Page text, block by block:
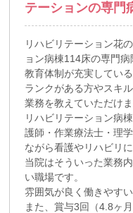
テーションの専門
リハビリテーション花
ョン病棟114床の専門病
教育体制が充実してい
ランクがある方やスキ
業務を教えていただけま
リハビリテーション病
護師・作業療法士・理
ながら看護やリハビリ
当院はそういった業務
い職場です。
雰囲気が良く働きやす
また、賞与3回（4.8ヶ